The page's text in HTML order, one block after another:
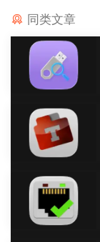
同类文章